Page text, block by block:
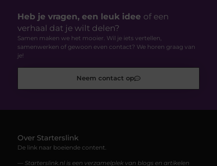
Heb je vragen, een leuk idee of een
verhaal dat je wilt delen?
Samen maken we het mooier. Wil je iets vertellen,
samenwerken of gewoon even contact? We horen graag van
je!
Neem contact op
Over Starterslink
De link naar boeiende content.
— Starterslink.nl is een verzamelplek van blogs en artikelen